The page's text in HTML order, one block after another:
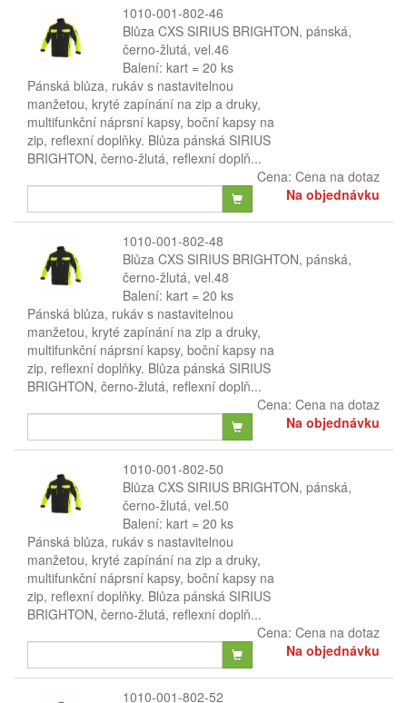
1010-001-802-46
Blůza CXS SIRIUS BRIGHTON, pánská,
černo-žlutá, vel.46
Balení: kart = 20 ks
Pánská blůza, rukáv s nastavitelnou
manžetou, kryté zapínání na zip a druky,
multifunkční náprsní kapsy, boční kapsy na
zip, reflexní doplňky. Blůza pánská SIRIUS
BRIGHTON, černo-žlutá, reflexní doplň...
Cena: Cena na dotaz
Na objednávku
1010-001-802-48
Blůza CXS SIRIUS BRIGHTON, pánská,
černo-žlutá, vel.48
Balení: kart = 20 ks
Pánská blůza, rukáv s nastavitelnou
manžetou, kryté zapínání na zip a druky,
multifunkční náprsní kapsy, boční kapsy na
zip, reflexní doplňky. Blůza pánská SIRIUS
BRIGHTON, černo-žlutá, reflexní doplň...
Cena: Cena na dotaz
Na objednávku
1010-001-802-50
Blůza CXS SIRIUS BRIGHTON, pánská,
černo-žlutá, vel.50
Balení: kart = 20 ks
Pánská blůza, rukáv s nastavitelnou
manžetou, kryté zapínání na zip a druky,
multifunkční náprsní kapsy, boční kapsy na
zip, reflexní doplňky. Blůza pánská SIRIUS
BRIGHTON, černo-žlutá, reflexní doplň...
Cena: Cena na dotaz
Na objednávku
1010-001-802-52